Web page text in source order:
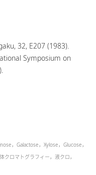
32, E207 (1983).
Symposium on
，Galactose，Xylose，Glucose，
クロマトグラフィー，液クロ，